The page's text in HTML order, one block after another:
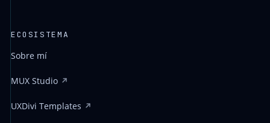
ECOSISTEMA
Sobre mí
MUX Studio
UXDivi Templates